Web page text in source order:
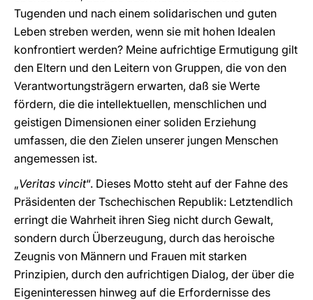
Tugenden und nach einem solidarischen und guten
Leben streben werden, wenn sie mit hohen Idealen
konfrontiert werden? Meine aufrichtige Ermutigung gilt
den Eltern und den Leitern von Gruppen, die von den
Verantwortungsträgern erwarten, daß sie Werte
fördern, die die intellektuellen, menschlichen und
geistigen Dimensionen einer soliden Erziehung
umfassen, die den Zielen unserer jungen Menschen
angemessen ist.
„Veritas vincit“. Dieses Motto steht auf der Fahne des
Präsidenten der Tschechischen Republik: Letztendlich
erringt die Wahrheit ihren Sieg nicht durch Gewalt,
sondern durch Überzeugung, durch das heroische
Zeugnis von Männern und Frauen mit starken
Prinzipien, durch den aufrichtigen Dialog, der über die
Eigeninteressen hinweg auf die Erfordernisse des